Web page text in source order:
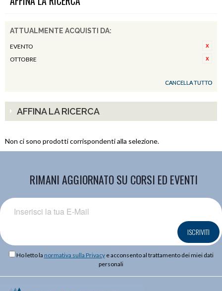
ATTUALMENTE ACQUISTI DA:
EVENTO
OTTOBRE
CANCELLA TUTTO
AFFINA LA RICERCA
Non ci sono prodotti corrispondenti alla selezione.
RIMANI AGGIORNATO SU CORSI ED EVENTI
ISCRIVITI
Ho letto la normativa sulla Privacye acconsento al trattamento dei miei dati
personali